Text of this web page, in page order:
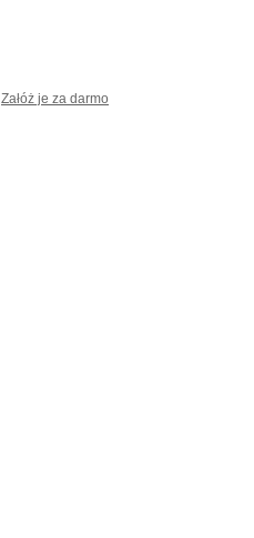
Załóż je za darmo